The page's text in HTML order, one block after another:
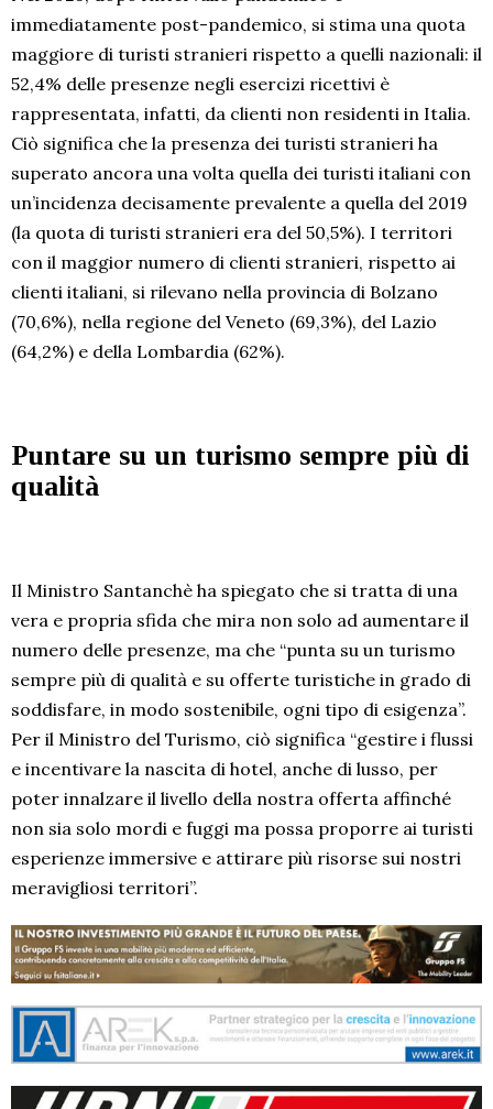
immediatamente post-pandemico, si stima una quota
maggiore di turisti stranieri rispetto a quelli nazionali: il
52,4% delle presenze negli esercizi ricettivi è
rappresentata, infatti, da clienti non residenti in Italia.
Ciò significa che la presenza dei turisti stranieri ha
superato ancora una volta quella dei turisti italiani con
un’incidenza decisamente prevalente a quella del 2019
(la quota di turisti stranieri era del 50,5%). I territori
con il maggior numero di clienti stranieri, rispetto ai
clienti italiani, si rilevano nella provincia di Bolzano
(70,6%), nella regione del Veneto (69,3%), del Lazio
(64,2%) e della Lombardia (62%).
Puntare su un turismo sempre più di
qualità
Il Ministro Santanchè ha spiegato che si tratta di una
vera e propria sfida che mira non solo ad aumentare il
numero delle presenze, ma che “punta su un turismo
sempre più di qualità e su offerte turistiche in grado di
soddisfare, in modo sostenibile, ogni tipo di esigenza”.
Per il Ministro del Turismo, ciò significa “gestire i flussi
e incentivare la nascita di hotel, anche di lusso, per
poter innalzare il livello della nostra offerta affinché
non sia solo mordi e fuggi ma possa proporre ai turisti
esperienze immersive e attirare più risorse sui nostri
meravigliosi territori”.